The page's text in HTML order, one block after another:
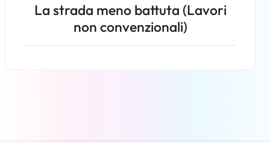
La strada meno battuta (Lavori
non convenzionali)